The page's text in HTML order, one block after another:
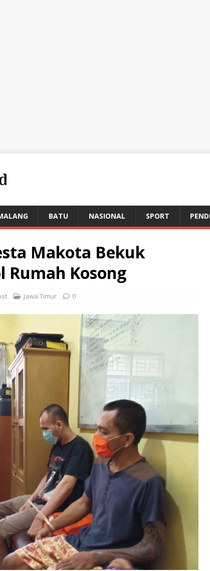
BATU NASIONAL SPORT
Makota Bekuk
Rumah Kosong
Jawa Timur 0